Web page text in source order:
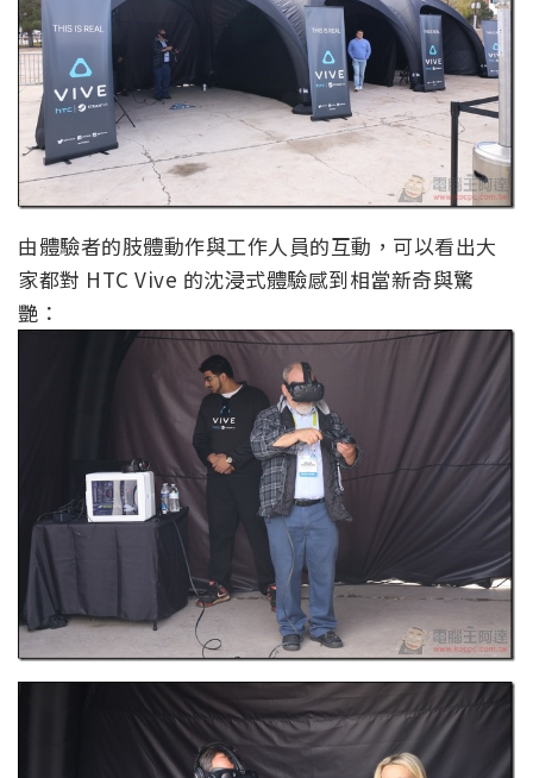
由體驗者的肢體動作與工作人員的互動，可以看出大
家都對 HTC Vive 的沈浸式體驗感到相當新奇與驚
艷：